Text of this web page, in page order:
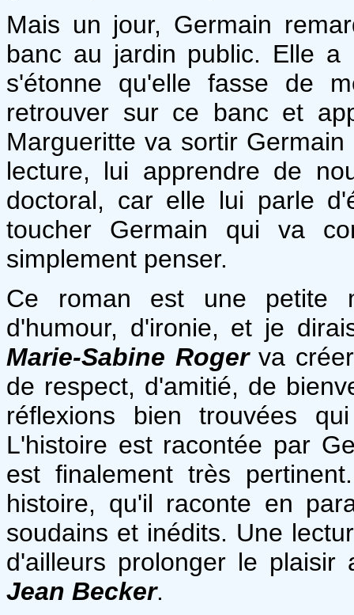
Mais un jour, Germain
banc au jardin public. Elle
s'étonne qu'elle fasse de
retrouver sur ce banc et
Margueritte va sortir
lecture, lui apprendre de
doctoral, car elle lui parle
toucher Germain qui va
simplement penser.
Ce roman est une petite
d'humour, d'ironie, et je
Marie-Sabine Rogerva créer
de respect, d'amitié, de
réflexions bien trouvées
L'histoire est racontée par
est finalement très
histoire, qu'il raconte en
soudains et inédits. Une
d'ailleurs prolonger le plaisir
Jean Becker.